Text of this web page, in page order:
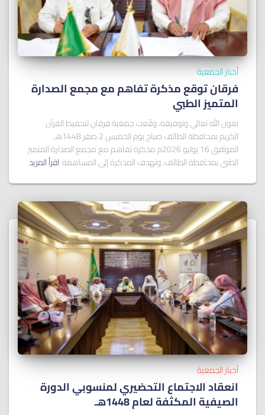
أخبار الجمعية
فرقان توقع مذكرة تفاهم مع مجمع الصدارة
المتميز الطبي
بعون الله تعالى وتوفيقه، وقّعت جمعية فرقان لتحفيظ القرآن
الكريم بمحافظة الطائف صباح يوم الخميس 2 صفر 1448هـ
الموافق 16 يوليو 2026م مذكرة تفاهم مع مجمع الصدارة المتميز
الطبي بمحافظة الطائف. وتهدف المذكرة إلى المساهمة اقرأ المزيد
أخبار الجمعية
انعقاد الاجتماع التحضيري لمنسوبي الدورة
الصيفية المكثفة لعام 1448هـ